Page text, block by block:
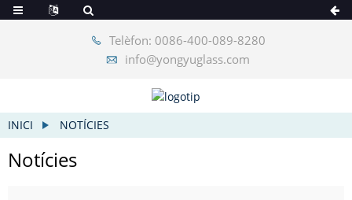
Telèfon: 0086-400-089-8280
info@yongyuglass.com
INICI NOTÍCIES
Notícies